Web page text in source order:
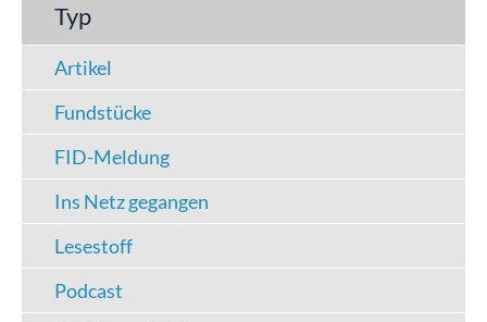
Typ
Artikel
Fundstücke
FID-Meldung
Ins Netz gegangen
Lesestoff
Podcast